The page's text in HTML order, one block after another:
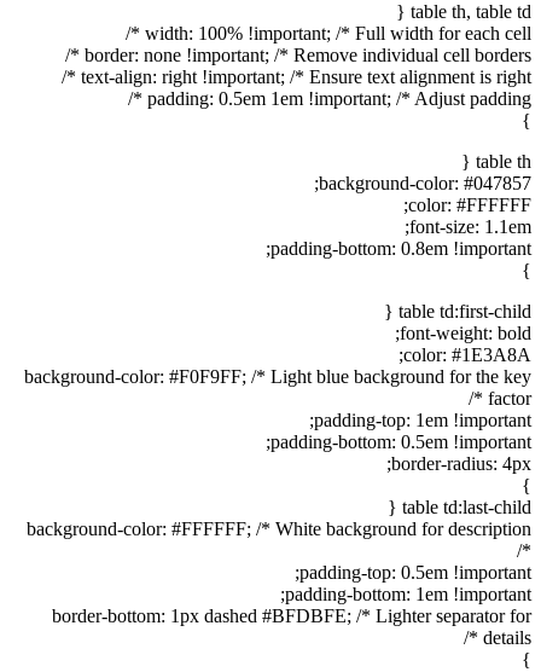
table th, table td {
width: 100% !important; /* Full width for each cell */
border: none !important; /* Remove individual cell borders */
text-align: right !important; /* Ensure text alignment is right */
padding: 0.5em 1em !important; /* Adjust padding */
}
table th {
background-color: #047857;
color: #FFFFFF;
font-size: 1.1em;
padding-bottom: 0.8em !important;
}
table td:first-child {
font-weight: bold;
color: #1E3A8A;
background-color: #F0F9FF; /* Light blue background for the key
factor */
padding-top: 1em !important;
padding-bottom: 0.5em !important;
border-radius: 4px;
}
table td:last-child {
background-color: #FFFFFF; /* White background for description
*/
padding-top: 0.5em !important;
padding-bottom: 1em !important;
border-bottom: 1px dashed #BFDBFE; /* Lighter separator for
details */
}